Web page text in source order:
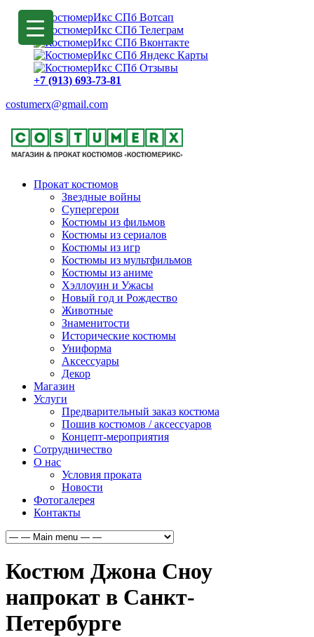
+7 (913) 693-73-81
costumerx@gmail.com
Прокат костюмов
Звездные войны
Супергерои
Костюмы из фильмов
Костюмы из сериалов
Костюмы из игр
Костюмы из мультфильмов
Костюмы из аниме
Хэллоуин и Ужасы
Новый год и Рождество
Животные
Знаменитости
Исторические костюмы
Униформа
Аксессуары
Декор
Магазин
Услуги
Предварительный заказ костюма
Пошив костюмов / аксессуаров
Концепт-мероприятия
Сотрудничество
О нас
Условия проката
Новости
Фотогалерея
Контакты
Костюм Джона Сноу
напрокат в Санкт-
Петербурге